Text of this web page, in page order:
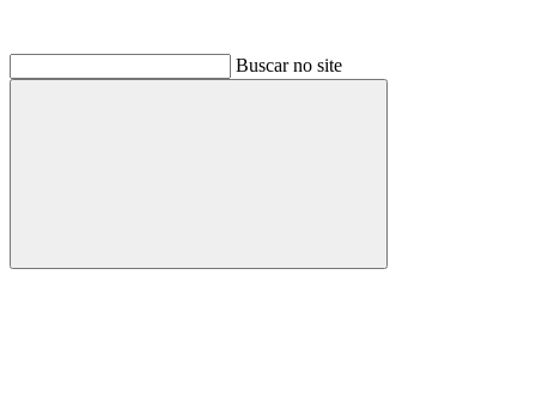
Buscar no site
Buscar